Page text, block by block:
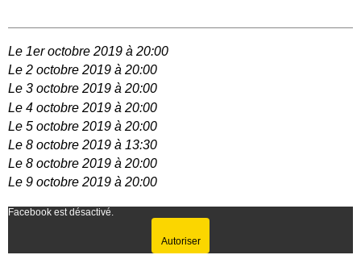
Le 1er octobre 2019 à 20:00
Le 2 octobre 2019 à 20:00
Le 3 octobre 2019 à 20:00
Le 4 octobre 2019 à 20:00
Le 5 octobre 2019 à 20:00
Le 8 octobre 2019 à 13:30
Le 8 octobre 2019 à 20:00
Le 9 octobre 2019 à 20:00
Facebook est désactivé.
Autoriser